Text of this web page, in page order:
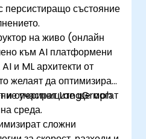
персистиращо състояние
на живо (онлайн
към AI платформени
и ML архитекти от
желаят да оптимизират,
и оперират LangGraph
среда.
участниците ще могат
сложни